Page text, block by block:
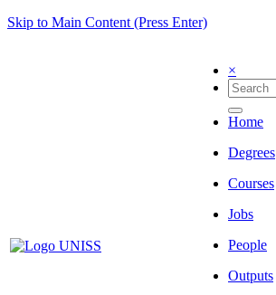
Skip to Main Content (Press Enter)
×
Home
Degrees
Courses
Jobs
People
Outputs